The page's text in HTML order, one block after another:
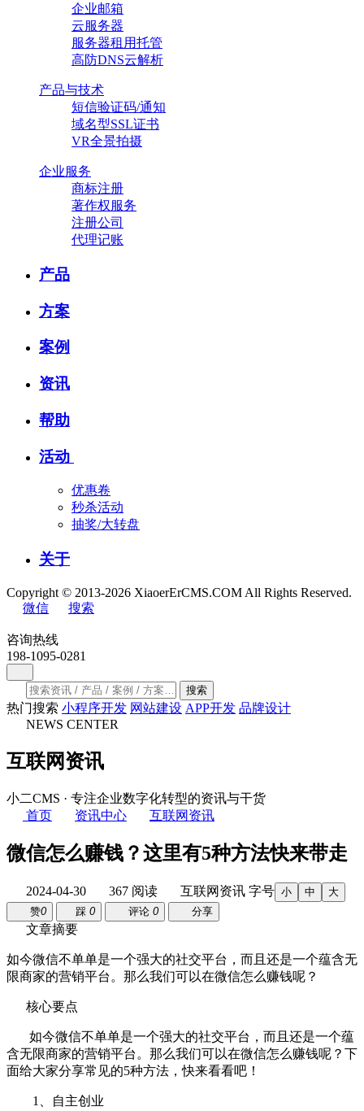
企业邮箱
云服务器
服务器租用托管
高防DNS云解析
产品与技术
短信验证码/通知
域名型SSL证书
VR全景拍摄
企业服务
商标注册
著作权服务
注册公司
代理记账
产品
方案
案例
资讯
帮助
活动
优惠卷
秒杀活动
抽奖/大转盘
关于
Copyright © 2013-2026 XiaoerErCMS.COM All Rights Reserved.
微信
搜索
咨询热线
198-1095-0281
搜索
热门搜索 小程序开发 网站建设 APP开发 品牌设计
NEWS CENTER
互联网资讯
小二CMS · 专注企业数字化转型的资讯与干货
首页
资讯中心 互联网资讯
微信怎么赚钱？这里有5种方法快来带走
2024-04-30 367 阅读 互联网资讯 字号 小 中
大
赞0 踩 0 评论 0 分享
文章摘要
如今微信不单单是一个强大的社交平台，而且还是一个蕴含无
限商家的营销平台。那么我们可以在微信怎么赚钱呢？
核心要点
如今微信不单单是一个强大的社交平台，而且还是一个蕴
含无限商家的营销平台。那么我们可以在微信怎么赚钱呢？下
面给大家分享常见的5种方法，快来看看吧！
1、自主创业